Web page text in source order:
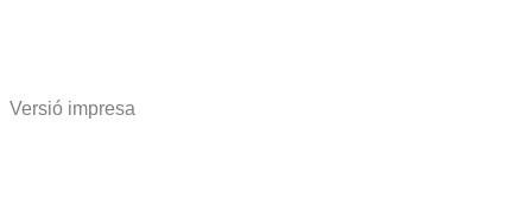
Versió impresa